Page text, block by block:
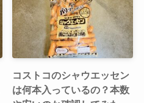
コストコのシャウエッセン
は何本入っているの？本数